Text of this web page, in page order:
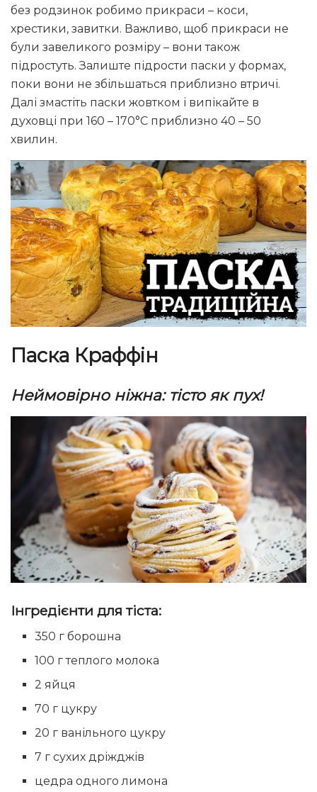
без родзинок робимо прикраси – коси,
хрестики, завитки. Важливо, щоб прикраси не
були завеликого розміру – вони також
підростуть. Залиште підрости паски у формах,
поки вони не збільшаться приблизно втричі.
Далі змастіть паски жовтком і випікайте в
духовці при 160 – 170°С приблизно 40 – 50
хвилин.
Паска Краффін
Неймовірно ніжна: тісто як пух!
Інгредієнти для тіста:
350 г борошна
100 г теплого молока
2 яйця
70 г цукру
20 г ванільного цукру
7 г сухих дріжджів
цедра одного лимона